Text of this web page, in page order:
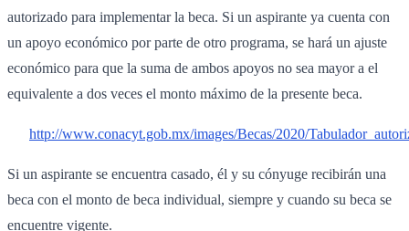
autorizado para implementar la beca. Si un aspirante ya cuenta con
un apoyo económico por parte de otro programa, se hará un ajuste
económico para que la suma de ambos apoyos no sea mayor a el
equivalente a dos veces el monto máximo de la presente beca.
http://www.conacyt.gob.mx/images/Becas/2020/
Si un aspirante se encuentra casado, él y su cónyuge recibirán una
beca con el monto de beca individual, siempre y cuando su beca se
encuentre vigente.